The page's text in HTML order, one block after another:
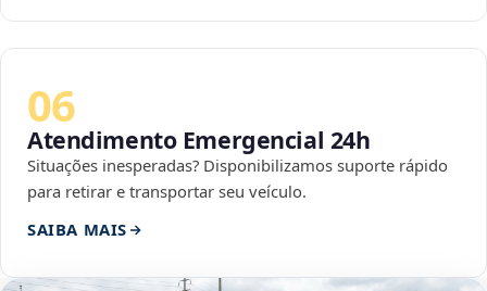
06
Atendimento Emergencial 24h
Situações inesperadas? Disponibilizamos suporte rápido
para retirar e transportar seu veículo.
SAIBA MAIS